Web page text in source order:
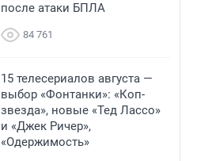
после атаки БПЛА
84 761
15 телесериалов августа —
выбор «Фонтанки»: «Коп-
звезда», новые «Тед Лассо»
и «Джек Ричер»,
«Одержимость»